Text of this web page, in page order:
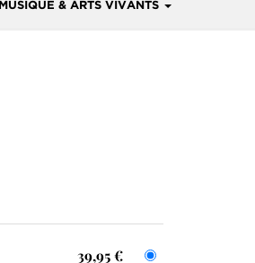
MUSIQUE & ARTS VIVANTS
39,95 €